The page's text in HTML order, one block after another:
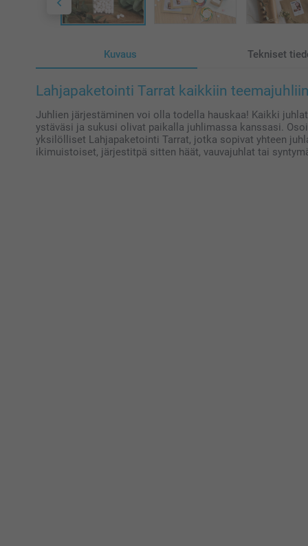
Kuvaus Tekniset
Lahjapaketointi Tarrat kaikkiin
Juhlien järjestäminen voi olla todella hauskaa! Kaikki
ystäväsi ja sukusi olivat paikalla juhlimassa kanssasi.
yksilölliset Lahjapaketointi Tarrat, jotka sopivat yhteen
ikimuistoiset, järjestitpä sitten häät, vauvajuhlat tai